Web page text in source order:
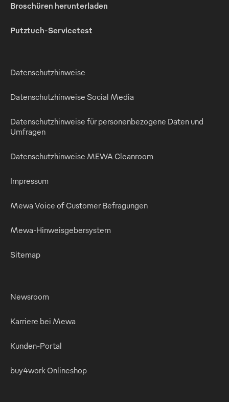
Broschüren herunterladen
Putztuch-Servicetest
Datenschutzhinweise
Datenschutzhinweise Social Media
Datenschutzhinweise für personenbezogene Daten und
Umfragen
Datenschutzhinweise MEWA Cleanroom
Impressum
Mewa Voice of Customer Befragungen
Mewa-Hinweisgebersystem
Sitemap
Newsroom
Karriere bei Mewa
Kunden-Portal
buy4work Onlineshop